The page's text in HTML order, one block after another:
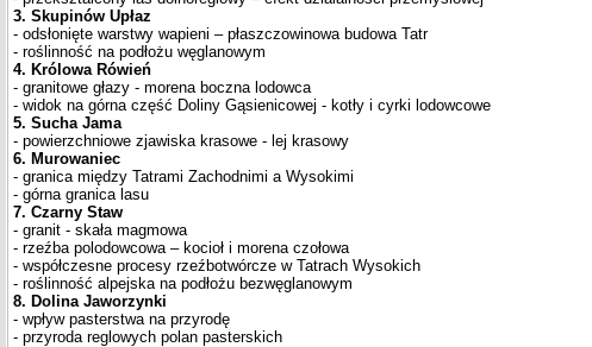
3. Skupinów Upłaz
- odsłonięte warstwy wapieni – płaszczowinowa budowa Tatr
- roślinność na podłożu węglanowym
4. Królowa Rówień
- granitowe głazy - morena boczna lodowca
- widok na górna część Doliny Gąsienicowej - kotły i cyrki lodowcowe
5. Sucha Jama
- powierzchniowe zjawiska krasowe - lej krasowy
6. Murowaniec
- granica między Tatrami Zachodnimi a Wysokimi
- górna granica lasu
7. Czarny Staw
- granit - skała magmowa
- rzeźba polodowcowa – kocioł i morena czołowa
- współczesne procesy rzeźbotwórcze w Tatrach Wysokich
- roślinność alpejska na podłożu bezwęglanowym
8. Dolina Jaworzynki
- wpływ pasterstwa na przyrodę
- przyroda reglowych polan pasterskich